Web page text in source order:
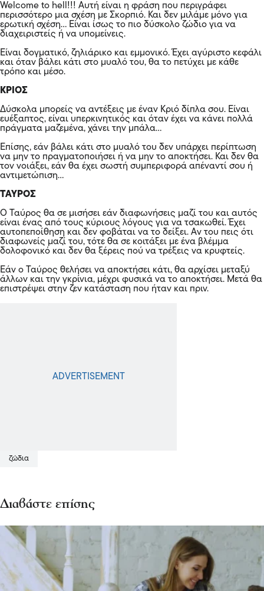
Welcome to hell!!! Αυτή είναι η φράση που περιγράφει
περισσότερο μια σχέση με Σκορπιό. Και δεν μιλάμε μόνο για
ερωτική σχέση… Είναι ίσως το πιο δύσκολο ζώδιο για να
διαχειριστείς ή να υπομείνεις.
Είναι δογματικό, ζηλιάρικο και εμμονικό. Έχει αγύριστο κεφάλι
και όταν βάλει κάτι στο μυαλό του, θα το πετύχει με κάθε
τρόπο και μέσο.
ΚΡΙΟΣ
Δύσκολα μπορείς να αντέξεις με έναν Κριό δίπλα σου. Είναι
ευέξαπτος, είναι υπερκινητικός και όταν έχει να κάνει πολλά
πράγματα μαζεμένα, χάνει την μπάλα…
Επίσης, εάν βάλει κάτι στο μυαλό του δεν υπάρχει περίπτωση
να μην το πραγματοποιήσει ή να μην το αποκτήσει. Και δεν θα
τον νοιάξει, εάν θα έχει σωστή συμπεριφορά απέναντί σου ή
αντιμετώπιση…
ΤΑΥΡΟΣ
Ο Ταύρος θα σε μισήσει εάν διαφωνήσεις μαζί του και αυτός
είναι ένας από τους κύριους λόγους για να τσακωθεί. Έχει
αυτοπεποίθηση και δεν φοβάται να το δείξει. Αν του πεις ότι
διαφωνείς μαζί του, τότε θα σε κοιτάξει με ένα βλέμμα
δολοφονικό και δεν θα ξέρεις πού να τρέξεις να κρυφτείς.
Εάν ο
Ταύρος θελήσει να αποκτήσει κάτι, θα αρχίσει μεταξύ
άλλων και την γκρίνια, μέχρι φυσικά να το αποκτήσει. Μετά θα
επιστρέψει στην ζεν κατάσταση που ήταν και πριν.
ζώδια
Διαβάστε επίσης